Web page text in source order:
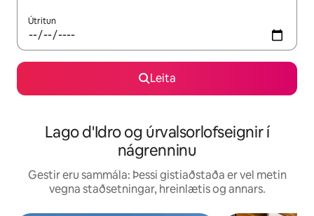
Útritun
Leita
Lago d'Idro og úrvalsorlofseignir í
nágrenninu
Gestir eru sammála: Þessi gistiaðstaða er vel metin
vegna staðsetningar, hreinlætis og annars.